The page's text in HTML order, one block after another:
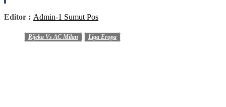
Editor : Admin-1 Sumut Pos
Rijeka Vs AC Milan Liga Eropa